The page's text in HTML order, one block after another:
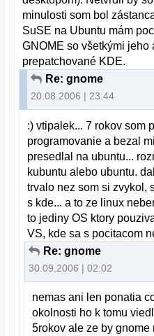
minulosti som bol
SuSE na Ubuntu mám
GNOME so všetkými
prepatchované KDE.
Re: gnome
20.08.2006 | 23:44
:) vtipalek... 7 rokov som
programovanie a bezal
presedlal na ubuntu...
kubuntu alebo ubuntu.
trvalo nez som si zvykol,
s kde... a to ze linux
to jediny OS ktory
VS, kde sa s pocitacom
Re: gnome
30.09.2006 | 02:02
nemas ani len ponatia
okolnosti ho k tomu
5rokov ale ze by